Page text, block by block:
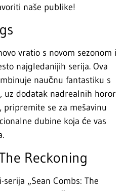
naše publike!
vratio s novom sezonom i
najgledanijih serija. Ova
naučnu fantastiku s
uz dodatak nadrealnih horor
pripremite se za mešavinu
dubine koja će vas
Reckoning
„Sean Combs: The